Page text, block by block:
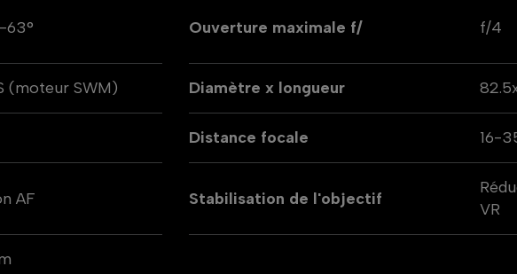
63° Ouverture maximale f/ f/4
(moteur SWM) Diamètre x longueur
Distance focale 16-
AF Stabilisation de l'objectif
VR